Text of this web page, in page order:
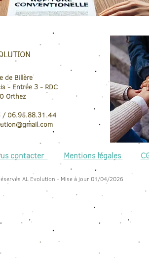
de Billère
- Entrée 3 - RDC
Orthez
/ 06.95.88.31.44
contacter Mentions légales
AL Evolution - Mise à jour 01/04/2026